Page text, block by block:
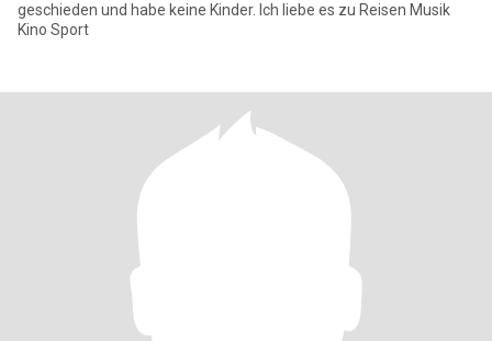
geschieden und habe keine Kinder. Ich liebe es zu Reisen Musik
Kino Sport